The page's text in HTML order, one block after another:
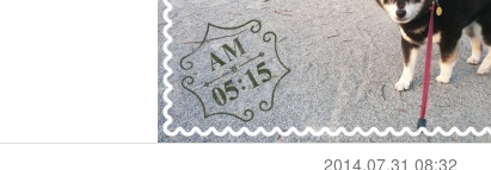
2014.07.31 08:32